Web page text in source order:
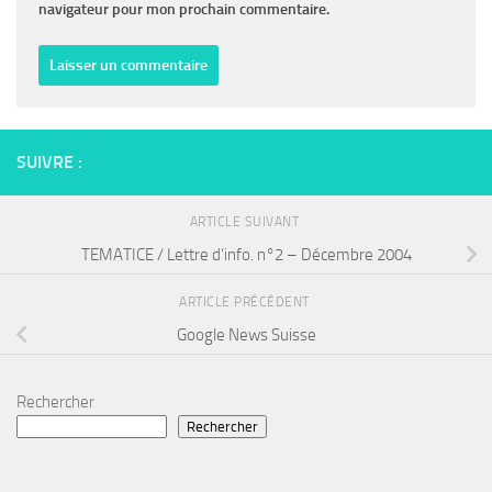
navigateur pour mon prochain commentaire.
SUIVRE :
ARTICLE SUIVANT
TEMATICE / Lettre d’info. n°2 – Décembre 2004
ARTICLE PRÉCÉDENT
Google News Suisse
Rechercher
Rechercher